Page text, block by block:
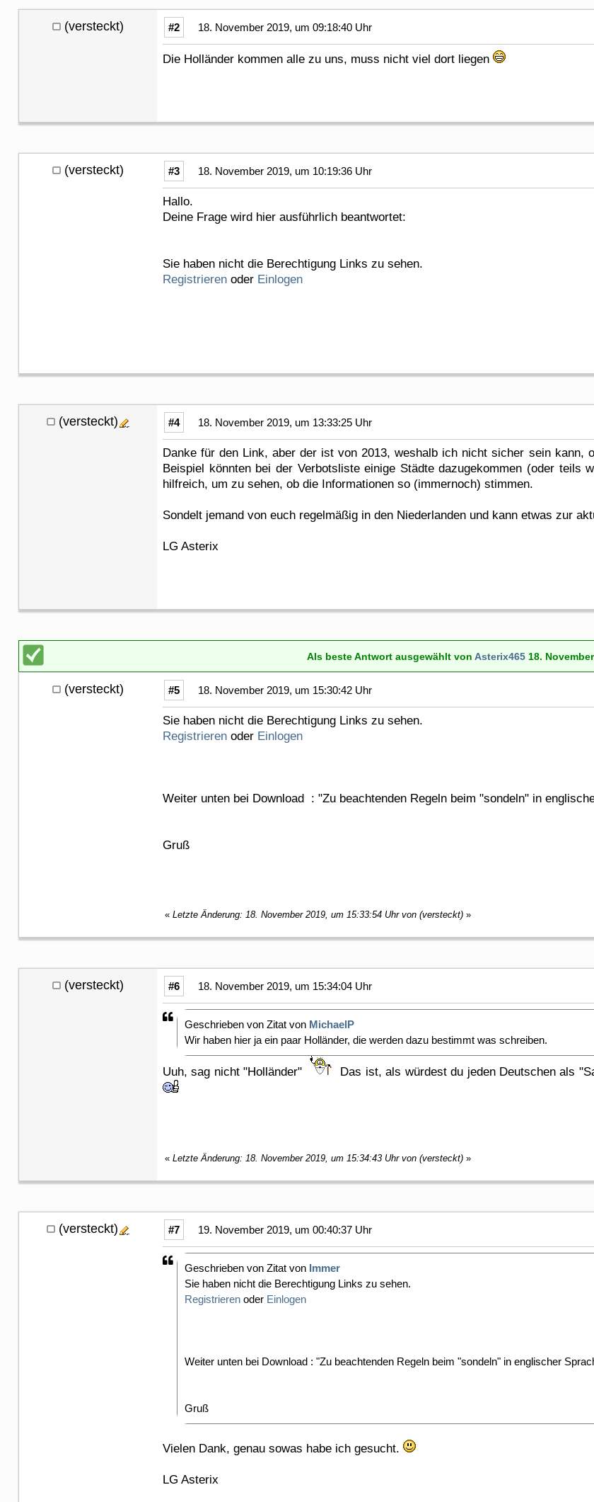
(versteckt) #2 18. November 2019, um 09:18:40 Uhr
Die Holländer kommen alle zu uns, muss nicht viel dort liegen
(versteckt) #3 18. November 2019, um 10:19:36 Uhr
Hallo.
Deine Frage wird hier ausführlich beantwortet:
Sie haben nicht die Berechtigung Links zu sehen.
Registrieren oder Einlogen
(versteckt) #4 18. November 2019, um 13:33:25 Uhr
Danke für den Link, aber der ist von 2013, weshalb ich nicht sicher sein kann,
Beispiel könnten bei der Verbotsliste einige Städte dazugekommen (oder
hilfreich, um zu sehen, ob die Informationen so (immernoch) stimmen.
Sondelt jemand von euch regelmäßig in den Niederlanden und kann etwas zur
LG Asterix
Als beste Antwort ausgewählt von Asterix46518.
(versteckt) #5 18. November 2019, um 15:30:42 Uhr
Sie haben nicht die Berechtigung Links zu sehen.
Registrieren oder Einlogen
Weiter unten bei Download : "Zu beachtenden Regeln beim "sondeln" in
Gruß
« Letzte Änderung: 18. November 2019, um 15:33:54 Uhr von (versteckt) »
(versteckt) #6 18. November 2019, um 15:34:04 Uhr
Geschrieben von Zitat von MichaelP
Wir haben hier ja ein paar Holländer, die werden dazu bestimmt was schreiben.
Uuh, sag nicht "Holländer" Das ist, als würdest du jeden Deutschen als
« Letzte Änderung: 18. November 2019, um 15:34:43 Uhr von (versteckt) »
(versteckt) #7 19. November 2019, um 00:40:37 Uhr
Geschrieben von Zitat von Immer
Sie haben nicht die Berechtigung Links zu sehen.
Registrieren oder Einlogen
Weiter unten bei Download : "Zu beachtenden Regeln beim "sondeln" in englischer
Gruß
Vielen Dank, genau sowas habe ich gesucht.
LG Asterix